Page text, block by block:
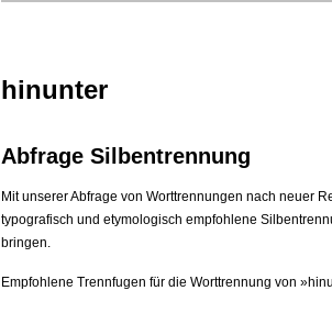
hinunter
Abfrage Silbentrennung
Mit unserer Abfrage von Worttrennungen nach neuer
typografisch und etymologisch empfohlene
bringen.
Empfohlene Trennfugen für die Worttrennung von